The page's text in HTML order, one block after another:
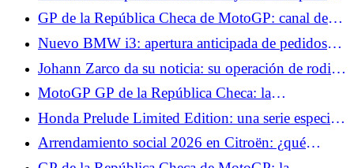
está inspirado en el Hyundai Ioniq 5 N
GP de la República Checa de MotoGP: canal de
televisión y horarios de pruebas, Fabio Quartararo
hace de la Q2 su objetivo del día
Nuevo BMW i3: apertura anticipada de pedidos
con la Primera Edición, desde 74.850 €
Johann Zarco da su noticia: su operación de rodilla
ha sido pospuesta pero ha vuelto a entrenar
MotoGP GP de la República Checa: la
clasificación de los Libres 1, Marc Márquez en
muy buena forma, Fabio Quartararo empieza muy
bien
Honda Prelude Limited Edition: una serie especial
reservada para Japón, ¿qué lástima?
Arrendamiento social 2026 en Citroën: ¿qué
alquiler para los Citroën ë-C3 y ë-C3 Aircross?